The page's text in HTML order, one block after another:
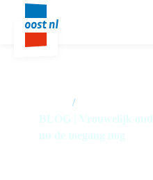
/
BLOG | Vrouwelijk
nu de toegang nog